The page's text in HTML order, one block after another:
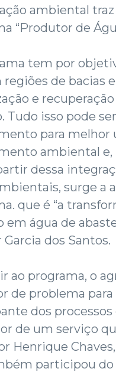
ambiental traz
“Produtor de
tem por
de bacias
e
Tudo isso pode
para melhor
ambiental
dessa
surge a
que é “a
em água de
Garcia dos Santos.
ao programa, o
de problema
dos
de um serviço
Henrique
participou